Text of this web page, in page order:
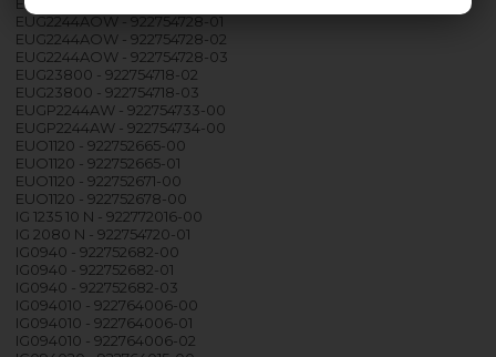
EUG2244AOW - 922754728-01
EUG2244AOW - 922754728-02
EUG2244AOW - 922754728-03
EUG23800 - 922754718-02
EUG23800 - 922754718-03
EUGP2244AW - 922754733-00
EUGP2244AW - 922754734-00
EUO1120 - 922752665-00
EUO1120 - 922752665-01
EUO1120 - 922752671-00
EUO1120 - 922752678-00
IG 1235 10 N - 922772016-00
IG 2080 N - 922754720-01
IG0940 - 922752682-00
IG0940 - 922752682-01
IG0940 - 922752682-03
IG094010 - 922764006-00
IG094010 - 922764006-01
IG094010 - 922764006-02